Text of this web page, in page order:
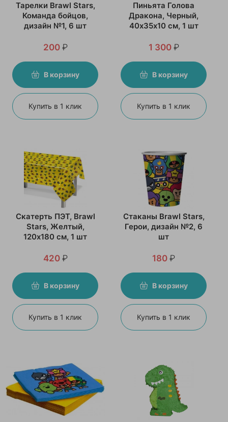
Тарелки Brawl Stars,
Команда бойцов,
дизайн №1, 6 шт
200 ₽
В корзину
Купить в 1 клик
Пиньята Голова
Дракона, Черный,
40х35х10 см, 1 шт
1 300 ₽
В корзину
Купить в 1 клик
Скатерть ПЭТ, Brawl
Stars, Желтый,
120х180 см, 1 шт
420 ₽
В корзину
Купить в 1 клик
Стаканы Brawl Stars,
Герои, дизайн №2, 6
шт
180 ₽
В корзину
Купить в 1 клик